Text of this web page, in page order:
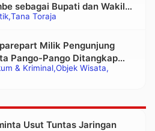
Tana Toraja
sebagai Bupati dan Wakil
Terpilih
& Kriminal Objek Wisata
Milik Pengunjung
Pango-Pango Ditangkap
Usut Tuntas Jaringan